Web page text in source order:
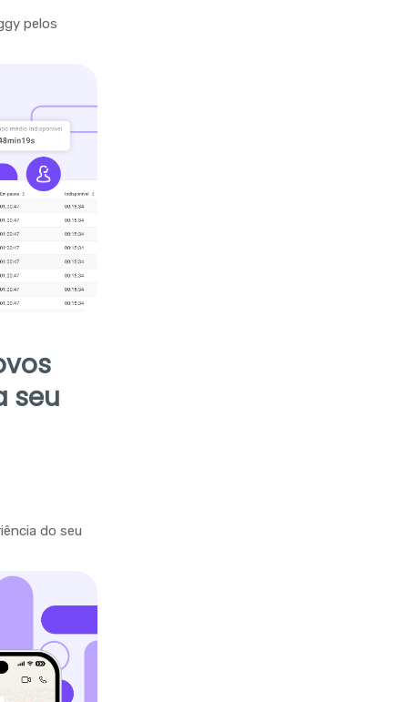
pelos
seu
do seu